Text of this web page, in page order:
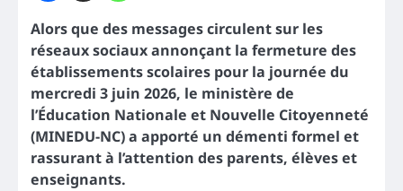
Alors que des messages circulent sur les
réseaux sociaux annonçant la fermeture des
établissements scolaires pour la journée du
mercredi 3 juin 2026, le ministère de
l’Éducation Nationale et Nouvelle Citoyenneté
(MINEDU-NC) a apporté un démenti formel et
rassurant à l’attention des parents, élèves et
enseignants.